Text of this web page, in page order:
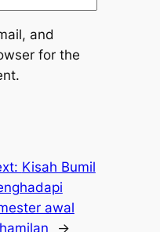
and
for the
Kisah Bumil
awal
→